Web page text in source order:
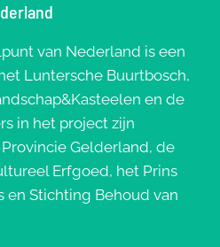
van Nederland is een
Luntersche Buurtbosch,
en de
in het project zijn
Gelderland, de
Erfgoed, het Prins
en Stichting Behoud van